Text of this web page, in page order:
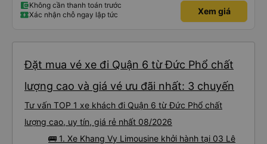
Không cần thanh toán trước
Xác nhận chỗ ngay lập tức
Xem giá
Đặt mua vé xe đi Quận 6 từ Đức Phổ chất
lượng cao và giá vé ưu đãi nhất: 3 chuyến
Tư vấn TOP 1 xe khách đi Quận 6 từ Đức Phổ chất
lượng cao, uy tín, giá rẻ nhất 08/2026
🚌 1. Xe Khang Vy Limousine khởi hành tại 03 Lê